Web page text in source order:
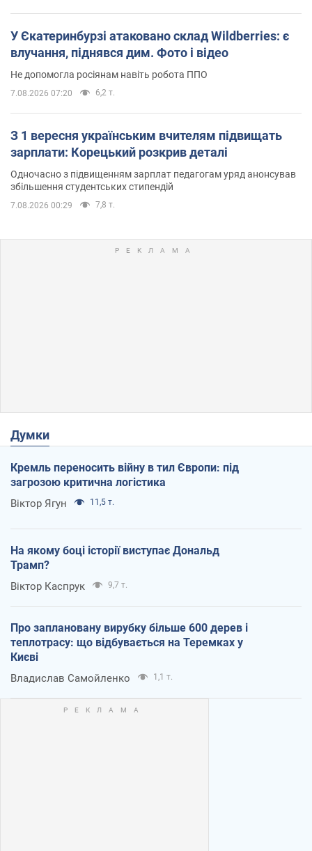
У Єкатеринбурзі атаковано склад Wildberries: є
влучання, піднявся дим. Фото і відео
Не допомогла росіянам навіть робота ППО
7.08.2026 07:20 6,2 т.
З 1 вересня українським вчителям підвищать
зарплати: Корецький розкрив деталі
Одночасно з підвищенням зарплат педагогам уряд анонсував
збільшення студентських стипендій
7.08.2026 00:29 7,8 т.
Думки
Кремль переносить війну в тил Європи: під
загрозою критична логістика
Віктор Ягун 11,5 т.
На якому боці історії виступає Дональд
Трамп?
Віктор Каспрук 9,7 т.
Про заплановану вирубку більше 600 дерев і
теплотрасу: що відбувається на Теремках у
Києві
Владислав Самойленко 1,1 т.